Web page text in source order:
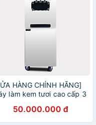
HÀNG CHÍNH HÃNG]
làm kem tươi cao cấp 3
50.000.000 đ